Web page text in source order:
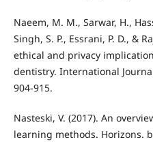
Naeem, M. M., Sarwar, H.,
Singh, S. P., Essrani, P. D., &
ethical and privacy
dentistry. International
904-915.
Nasteski, V. (2017). An
learning methods. Horizons.